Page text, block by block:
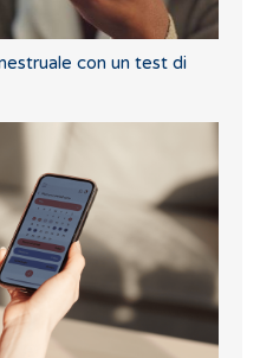
con un test di